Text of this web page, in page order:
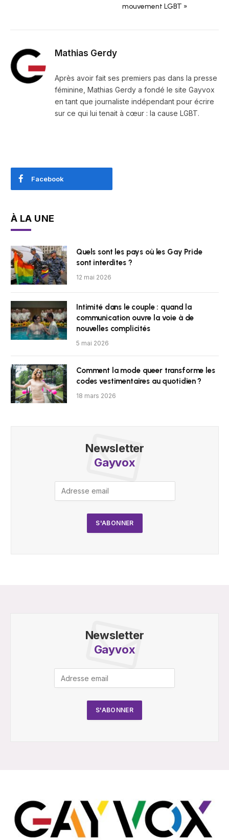
mouvement LGBT »
Mathias Gerdy
Après avoir fait ses premiers pas dans la presse
féminine, Mathias Gerdy a fondé le site Gayvox
en tant que journaliste indépendant pour écrire
sur ce qui lui tenait à cœur : la cause LGBT.
Facebook
À LA UNE
Quels sont les pays où les Gay Pride
sont interdites ?
12 mai 2026
Intimité dans le couple : quand la
communication ouvre la voie à de
nouvelles complicités
5 mai 2026
Comment la mode queer transforme les
codes vestimentaires au quotidien ?
18 mars 2026
Newsletter
Gayvox
Newsletter
Gayvox